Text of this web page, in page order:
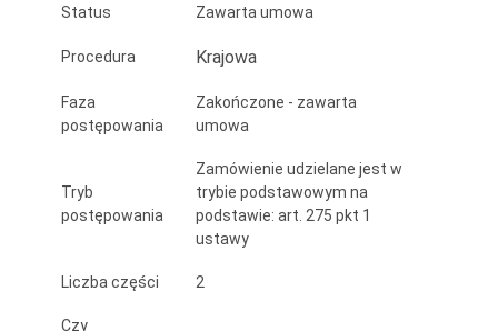
Status Zawarta umowa
Procedura Krajowa
Faza
postępowania
Zakończone - zawarta
umowa
Tryb
postępowania
Zamówienie udzielane jest w
trybie podstawowym na
podstawie: art. 275 pkt 1
ustawy
Liczba części 2
Czy